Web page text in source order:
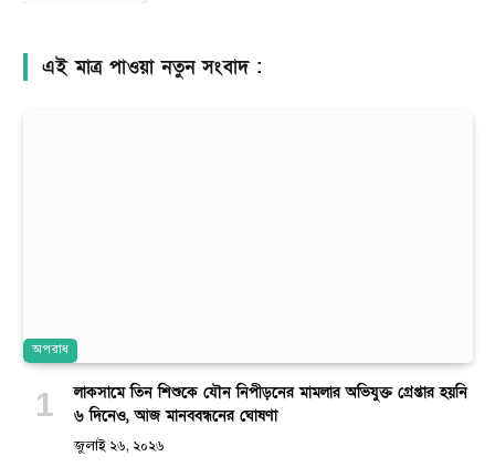
এই মাত্র পাওয়া নতুন সংবাদ :
অপরাধ
লাকসামে তিন শিশুকে যৌন নিপীড়নের মামলার অভিযুক্ত গ্রেপ্তার হয়নি
৬ দিনেও, আজ মানববন্ধনের ঘোষণা
জুলাই ২৬, ২০২৬